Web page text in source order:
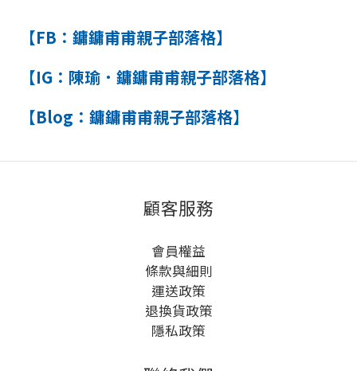
【FB：鏞鏞甫甫親子部落格】
【IG：陳瑜．鏞鏞甫甫親子部落格】
【Blog：鏞鏞甫甫親子部落格】
顧客服務
會員權益
條款與細則
運送政策
退換貨政策
隱私政策